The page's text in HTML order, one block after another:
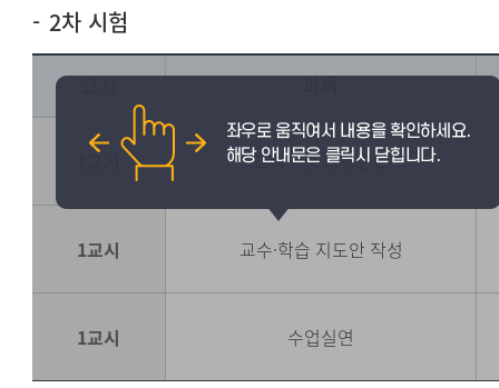
2차 시험
교시 과목
1교시 교직적성 심층면접
1교시 교수·학습 지도안 작성
1교시 수업실연